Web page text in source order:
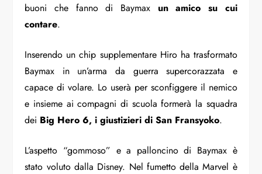
buoni che fanno di Baymax un amico su cui
contare.
Inserendo un chip supplementare Hiro ha trasformato
Baymax in un’arma da guerra supercorazzata e
capace di volare. Lo userà per sconfiggere il nemico
e insieme ai compagni di scuola formerà la squadra
dei Big Hero 6, i giustizieri di San Fransyoko.
L’aspetto “gommoso” e a palloncino di Baymax è
stato voluto dalla Disney. Nel fumetto della Marvel è